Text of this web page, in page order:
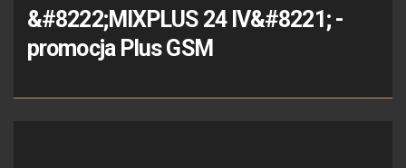
&#8222;MIXPLUS 24 IV&#8221; -
promocja Plus GSM